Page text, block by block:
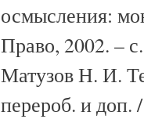
осмысления:
Право, 2002. –
Матузов Н. И.
перероб. и